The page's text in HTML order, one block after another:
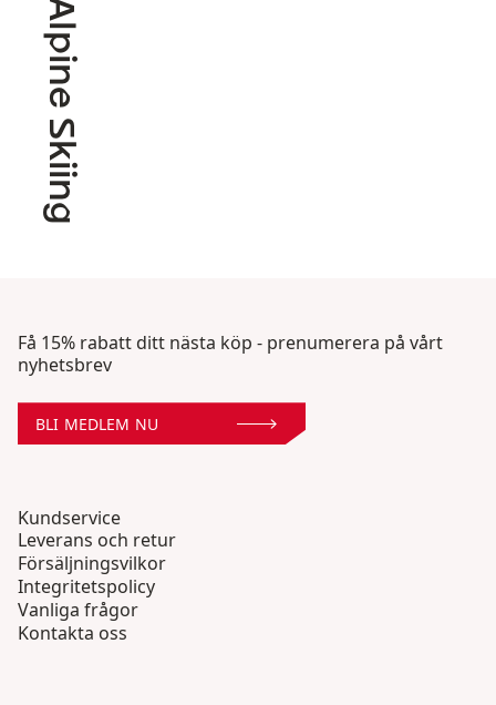
Alpine Skiing
Få 15% rabatt ditt nästa köp - prenumerera på vårt
nyhetsbrev
BLI MEDLEM NU
Kundservice
Leverans och retur
Försäljningsvilkor
Integritetspolicy
Vanliga frågor
Kontakta oss